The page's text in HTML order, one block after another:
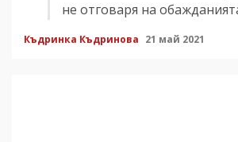
не отговаря на
Къдринка Къдринова 21 май 2021